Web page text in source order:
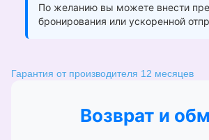
По желанию вы можете внести
бронирования или ускоренной
Гарантия от производителя 12 месяцев
Возврат и